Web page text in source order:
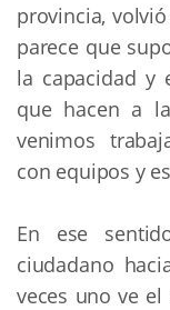
provincia,
parece que
la capacidad y
que hacen a
venimos
con equipos y
En ese
ciudadano
veces uno ve